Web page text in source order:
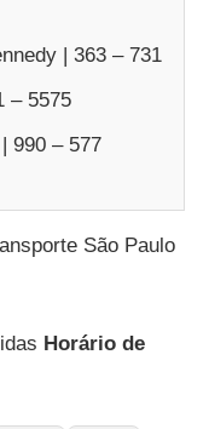
| 363 – 731
– 5575
990 – 577
São Paulo
Horário de